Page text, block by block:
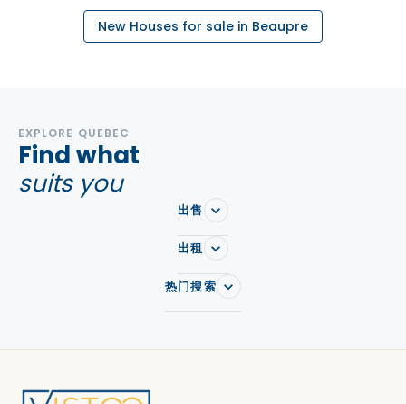
New Houses for sale in Beaupre
EXPLORE QUEBEC
Find what
suits you
出售
出租
热门搜索